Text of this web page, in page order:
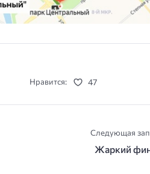
Нравится: 47
Следующая
Жаркий